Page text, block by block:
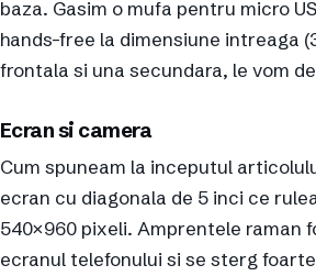
baza. Gasim o mufa pentru micro
hands-free la dimensiune intreaga
frontala si una secundara, le vom
Ecran si camera
Cum spuneam la inceputul
ecran cu diagonala de 5 inci ce
540×960 pixeli. Amprentele raman
ecranul telefonului si se sterg